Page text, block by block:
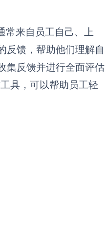
常来自员工自己、上
反馈，帮助他们理解自
集反馈并进行全面评估
具，可以帮助员工轻